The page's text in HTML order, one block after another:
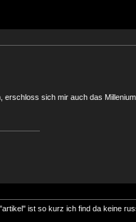
sich mir auch das
ist so kurz ich find da keine